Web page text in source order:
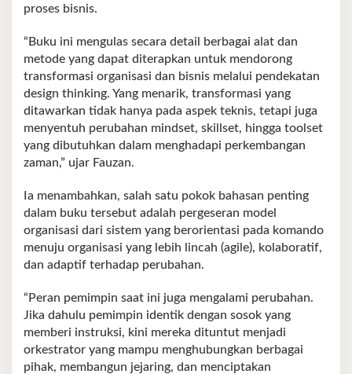
proses bisnis.
“Buku ini mengulas secara detail berbagai alat dan
metode yang dapat diterapkan untuk mendorong
transformasi organisasi dan bisnis melalui pendekatan
design thinking. Yang menarik, transformasi yang
ditawarkan tidak hanya pada aspek teknis, tetapi juga
menyentuh perubahan mindset, skillset, hingga toolset
yang dibutuhkan dalam menghadapi perkembangan
zaman,” ujar Fauzan.
Ia menambahkan, salah satu pokok bahasan penting
dalam buku tersebut adalah pergeseran model
organisasi dari sistem yang berorientasi pada komando
menuju organisasi yang lebih lincah (agile), kolaboratif,
dan adaptif terhadap perubahan.
“Peran pemimpin saat ini juga mengalami perubahan.
Jika dahulu pemimpin identik dengan sosok yang
memberi instruksi, kini mereka dituntut menjadi
orkestrator yang mampu menghubungkan berbagai
pihak, membangun jejaring, dan menciptakan